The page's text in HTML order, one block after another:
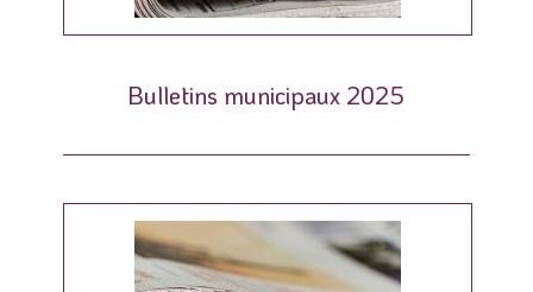
Bulletins municipaux 2025